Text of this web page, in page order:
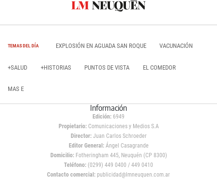
TEMAS DEL DÍA EXPLOSIÓN EN AGUADA SAN ROQUE VACUNACIÓN
+SALUD +HISTORIAS PUNTOS DE VISTA EL COMEDOR
MAS E
Información
Edición: 6949
Propietario:Comunicaciones y Medios S.A
Director: Juan Carlos Schroeder
Editor General:Ángel Casagrande
Domicilio:Fotheringham 445, Neuquén (CP 8300)
Teléfono: (0299) 449 0400 / 449 0410
Contacto comercial: publicidad@lmneuquen.com.ar